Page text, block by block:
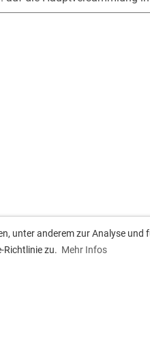
unter anderem zur Analyse
Richtlinie zu. Mehr Infos